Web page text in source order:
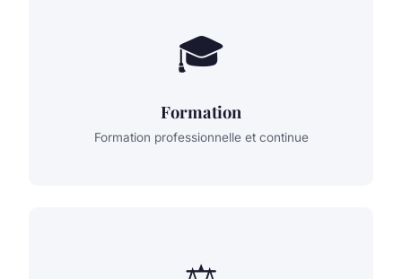
🎓
Formation
Formation professionnelle et continue